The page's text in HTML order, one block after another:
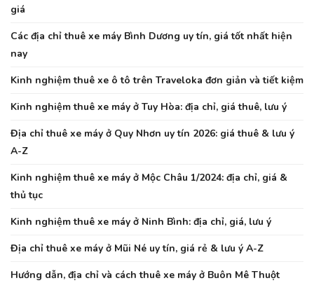
giá
Các địa chỉ thuê xe máy Bình Dương uy tín, giá tốt nhất hiện
nay
Kinh nghiệm thuê xe ô tô trên Traveloka đơn giản và tiết kiệm
Kinh nghiệm thuê xe máy ở Tuy Hòa: địa chỉ, giá thuê, lưu ý
Địa chỉ thuê xe máy ở Quy Nhơn uy tín 2026: giá thuê & lưu ý
A-Z
Kinh nghiệm thuê xe máy ở Mộc Châu 1/2024: địa chỉ, giá &
thủ tục
Kinh nghiệm thuê xe máy ở Ninh Bình: địa chỉ, giá, lưu ý
Địa chỉ thuê xe máy ở Mũi Né uy tín, giá rẻ & lưu ý A-Z
Hướng dẫn, địa chỉ và cách thuê xe máy ở Buôn Mê Thuột